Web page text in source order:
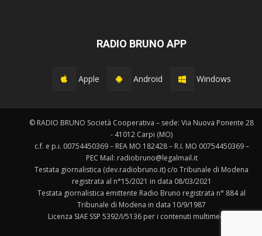
RADIO BRUNO APP
Apple Android Windows
© RADIO BRUNO Società Cooperativa – sede: Via Nuova Ponente 28
- 41012 Carpi (MO)
c.f. e p.i. 00754450369 – REA MO 182428 – R.I. MO 00754450369 –
PEC Mail: radiobruno@legalmail.it
Testata giornalistica (dev.radiobruno.it) c/o Tribunale di Modena
registrata al n°15/2021 in data 08/03/2021
Testata giornalistica emittente Radio Bruno registrata n° 884 al
Tribunale di Modena in data 10/9/1987
Licenza SIAE SSP 5392/I/5136 per i contenuti multimediali.